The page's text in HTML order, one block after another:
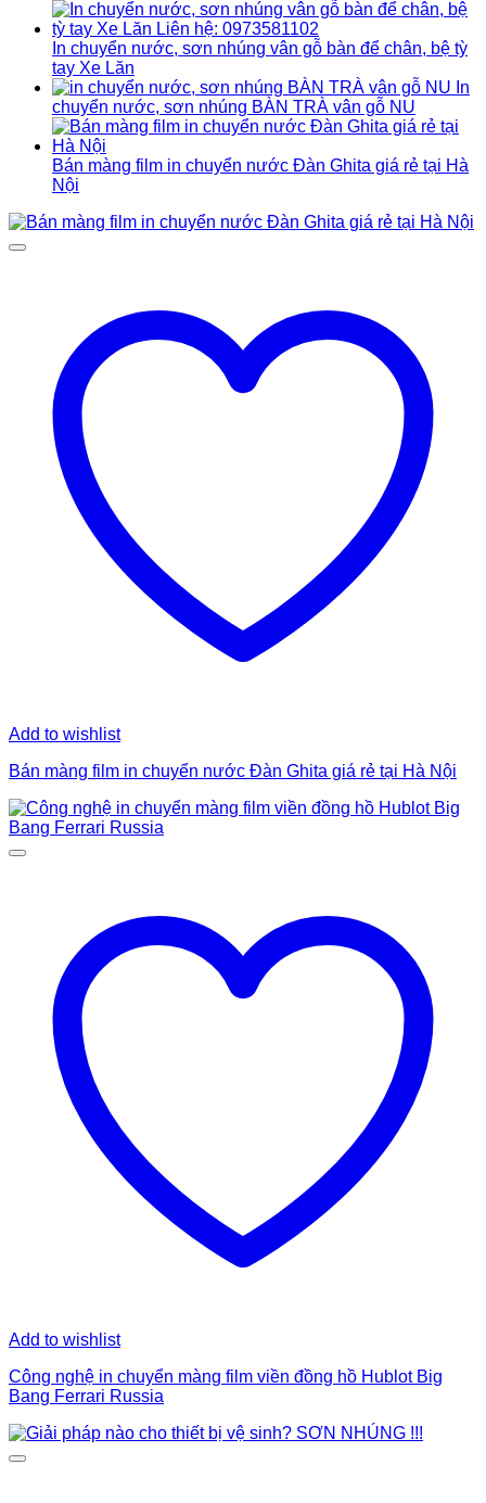
In chuyển nước, sơn nhúng vân gỗ bàn để chân, bệ tỳ
tay Xe Lăn
In
chuyển nước, sơn nhúng BÀN TRÀ vân gỗ NU
Bán màng film in chuyển nước Đàn Ghita giá rẻ tại Hà
Nội
Add to wishlist
Bán màng film in chuyển nước Đàn Ghita giá rẻ tại Hà Nội
Add to wishlist
Công nghệ in chuyển màng film viền đồng hồ Hublot Big
Bang Ferrari Russia